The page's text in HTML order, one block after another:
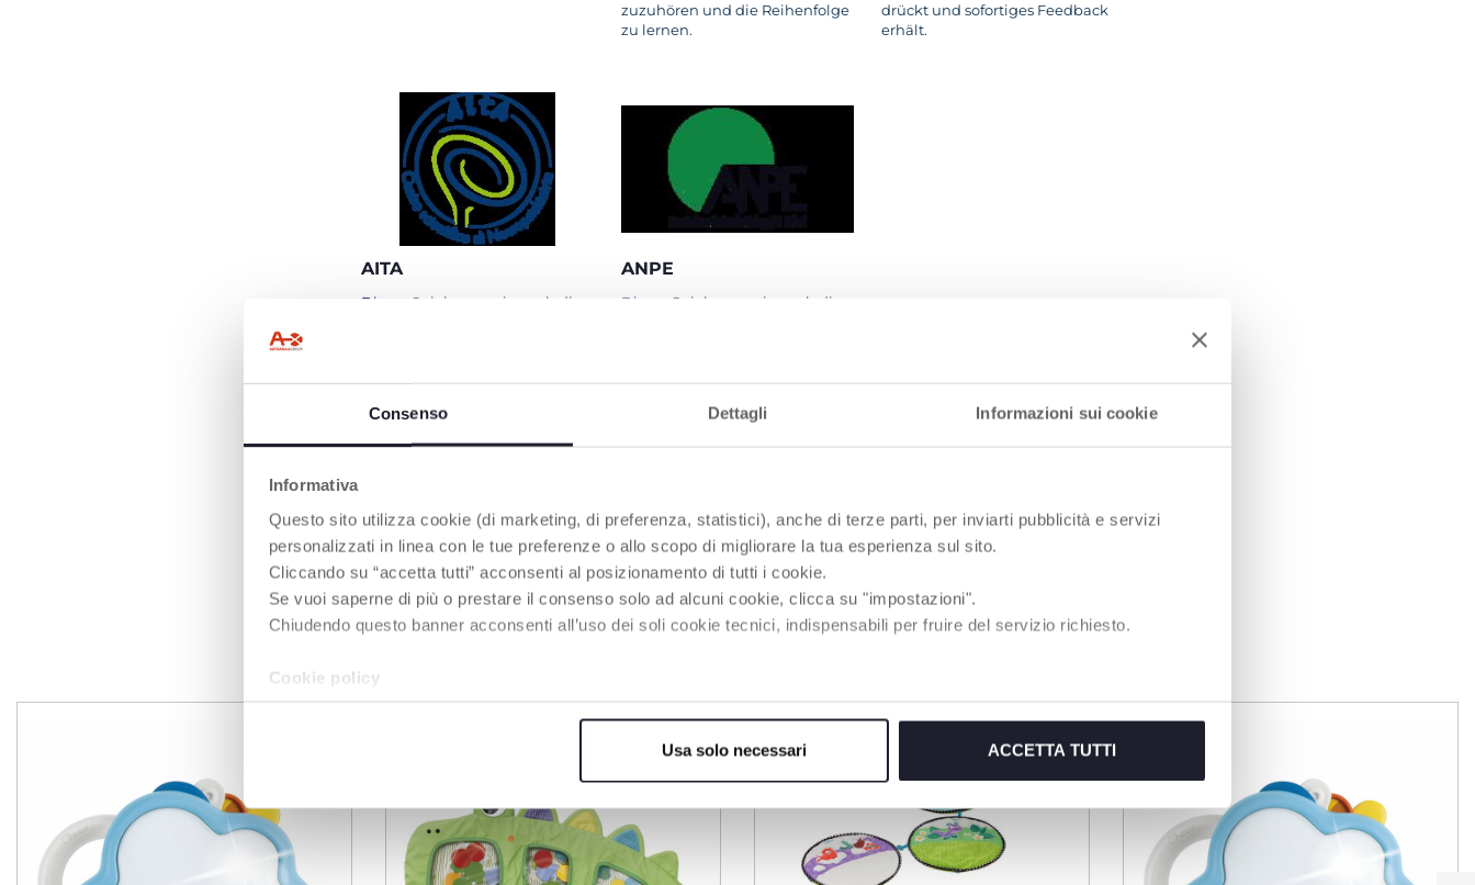
Consenso Dettagli Informazioni sui cookie
Informativa
Questo sito utilizza cookie (di marketing, di preferenza, statistici), anche di terze parti, per inviarti pubblicità e servizi
personalizzati in linea con le tue preferenze o allo scopo di migliorare la tua esperienza sul sito.
Cliccando su “accetta tutti” acconsenti al posizionamento di tutti i cookie.
Se vuoi saperne di più o prestare il consenso solo ad alcuni cookie, clicca su "impostazioni".
Chiudendo questo banner acconsenti all’uso dei soli cookie tecnici, indispensabili per fruire del servizio richiesto.
Cookie policy
Usa solo necessari ACCETTA TUTTI
zuzuhören und die Reihenfolge
zu lernen.
drückt und sofortiges Feedback
erhält.
AITA
Dieses Spielzeug, wie auch die
Neuropsychiatrischen
entwickelt. Dank dieser
wertvollen Zusammenarbeit hat
nach seinen Fähigkeiten und
Bedürfnissen.
ANPE
Dieses Spielzeug, wie auch die
italienischen Verband der